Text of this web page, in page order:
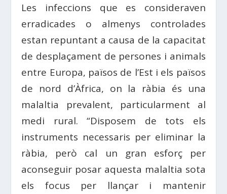
Les infeccions que es consideraven
erradicades o almenys controlades
estan repuntant a causa de la capacitat
de desplaçament de persones i animals
entre Europa, països de l’Est i els països
de nord d’Àfrica, on la ràbia és una
malaltia prevalent, particularment al
medi rural. “Disposem de tots els
instruments necessaris per eliminar la
ràbia, però cal un gran esforç per
aconseguir posar aquesta malaltia sota
els focus per llançar i mantenir